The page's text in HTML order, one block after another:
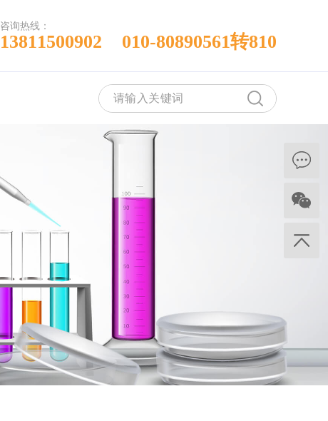
咨询热线：
13811500902 010-80890561转810